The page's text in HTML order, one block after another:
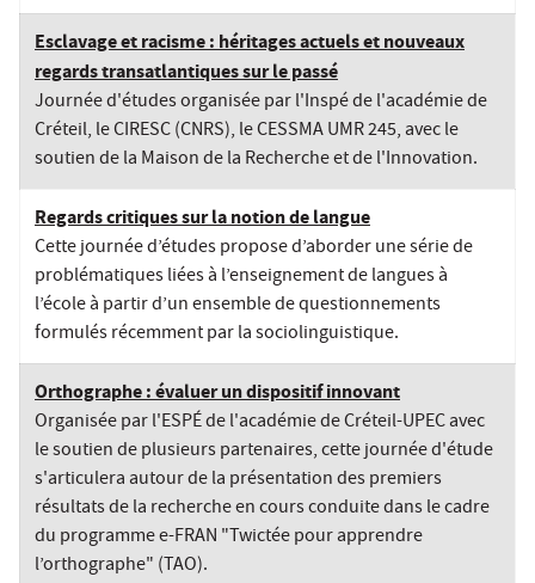
Esclavage et racisme : héritages actuels et nouveaux
regards transatlantiques sur le passé
Journée d'études organisée par l'Inspé de l'académie de
Créteil, le CIRESC (CNRS), le CESSMA UMR 245, avec le
soutien de la Maison de la Recherche et de l'Innovation.
Regards critiques sur la notion de langue
Cette journée d’études propose d’aborder une série de
problématiques liées à l’enseignement de langues à
l’école à partir d’un ensemble de questionnements
formulés récemment par la sociolinguistique.
Orthographe : évaluer un dispositif innovant
Organisée par l'ESPÉ de l'académie de Créteil-UPEC avec
le soutien de plusieurs partenaires, cette journée d'étude
s'articulera autour de la présentation des premiers
résultats de la recherche en cours conduite dans le cadre
du programme e-FRAN "Twictée pour apprendre
l’orthographe" (TAO).